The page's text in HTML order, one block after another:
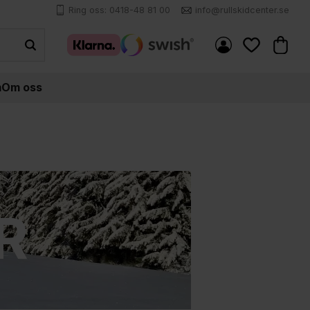
Ring oss: 0418-48 81 00 info@rullskidcenter.se
Om oss